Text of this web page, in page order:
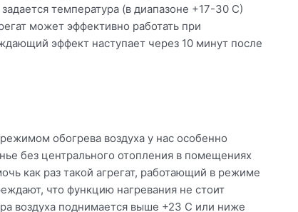
температура (в диапазоне +17-30 С)
может эффективно работать при
эффект наступает через 10 минут после
обогрева воздуха у нас особенно
без центрального отопления в помещениях
как раз такой агрегат, работающий в режиме
что функцию нагревания не стоит
воздуха поднимается выше +23 С или ниже